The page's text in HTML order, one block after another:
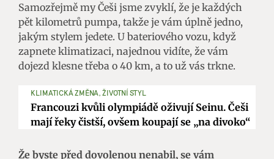
Samozřejmě my Češi jsme zvyklí, že je každých
pět kilometrů pumpa, takže je vám úplně jedno,
jakým stylem jedete. U bateriového vozu, když
zapnete klimatizaci, najednou vidíte, že vám
dojezd klesne třeba o 40 km, a to už vás trkne.
KLIMATICKÁ ZMĚNA, ŽIVOTNÍ STYL
Francouzi kvůli olympiádě oživují Seinu. Češi
mají řeky čistší, ovšem koupají se „na divoko“
Že byste před dovolenou nenabil, se vám